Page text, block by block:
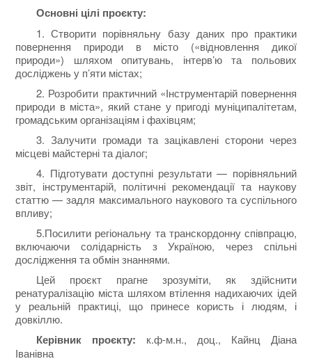
Основні цілі проєкту:
1. Створити порівняльну базу даних про практики
повернення природи в місто («відновлення дикої
природи») шляхом опитувань, інтерв’ю та польових
досліджень у п’яти містах;
2. Розробити практичний «Інструментарій повернення
природи в міста», який стане у пригоді муніципалітетам,
громадським організаціям і фахівцям;
3. Залучити громади та зацікавлені сторони через
місцеві майстерні та діалог;
4. Підготувати доступні результати — порівняльний
звіт, інструментарій, політичні рекомендації та наукову
статтю — задля максимального наукового та суспільного
впливу;
5.Посилити регіональну та транскордонну співпрацю,
включаючи солідарність з Україною, через спільні
дослідження та обмін знаннями.
Цей проєкт прагне зрозуміти, як здійснити
ренатуралізацію міста шляхом втілення надихаючих ідей
у реальній практиці, що принесе користь і людям, і
довкіллю.
Керівник проєкту: к.ф-м.н., доц., Кайнц Діана
Іванівна